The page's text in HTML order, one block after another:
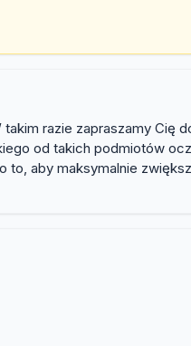
razie zapraszamy Cię
od takich podmiotów
aby maksymalnie